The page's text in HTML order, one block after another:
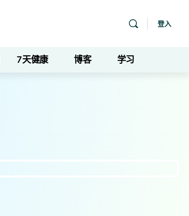
登入
7天健康 博客 学习